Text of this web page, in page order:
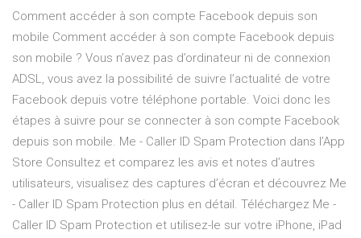
Comment accéder à son compte Facebook depuis son
mobile Comment accéder à son compte Facebook depuis
son mobile ? Vous n’avez pas d’ordinateur ni de connexion
ADSL, vous avez la possibilité de suivre l’actualité de votre
Facebook depuis votre téléphone portable. Voici donc les
étapes à suivre pour se connecter à son compte Facebook
depuis son mobile. ‎Me - Caller ID Spam Protection dans l’App
Store ‎Consultez et comparez les avis et notes d’autres
utilisateurs, visualisez des captures d’écran et découvrez Me
- Caller ID Spam Protection plus en détail. Téléchargez Me -
Caller ID Spam Protection et utilisez-le sur votre iPhone, iPad